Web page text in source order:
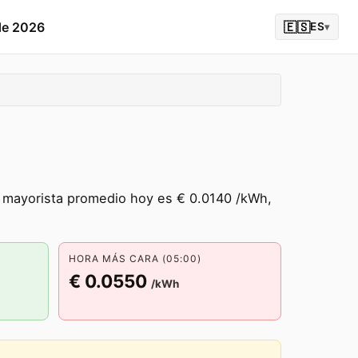
2026 🇪🇸ES▾
promedio hoy es € 0.0140 /kWh,
HORA MÁS CARA (05:00)
€ 0.0550 /kWh